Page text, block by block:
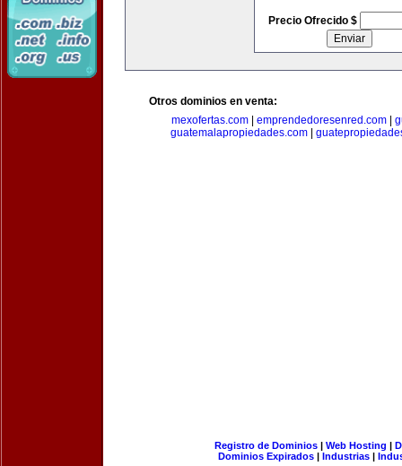
Precio Ofrecido $
Otros dominios en venta:
mexofertas.com
emprendedoresenred.com
guatemalapropiedades.com|
Registro de Dominios| Web Hosting |
Dominios Expirados | Industrias |